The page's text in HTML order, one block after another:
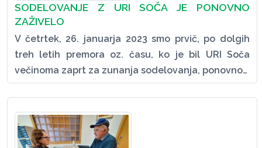
SODELOVANJE Z URI SOČA JE PONOVNO
ZAŽIVELO
V četrtek, 26. januarja 2023 smo prvič, po dolgih
treh letih premora oz. času, ko je bil URI Soča
večinoma zaprt za zunanja sodelovanja, ponovno…